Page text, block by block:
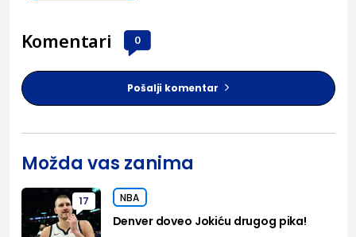
Komentari 0
Pošalji komentar
Možda vas zanima
17 NBA
Denver doveo Jokiću drugog pika!